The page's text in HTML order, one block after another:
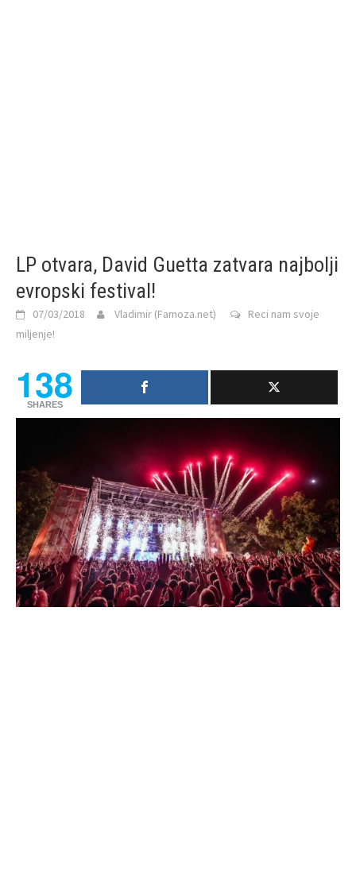
LP otvara, David Guetta zatvara najbolji
evropski festival!
07/03/2018 Vladimir (Famoza.net)
Reci nam svoje
miljenje!
138
SHARES